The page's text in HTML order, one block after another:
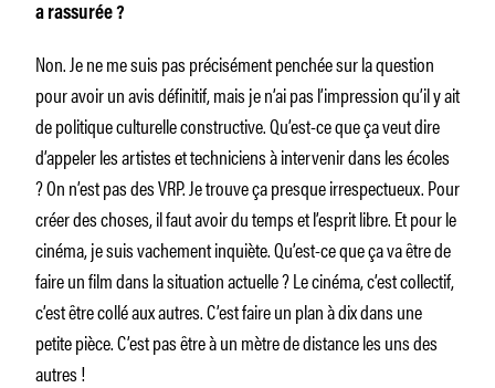
a rassurée ?
Non. Je ne me suis pas précisément penchée sur la question
pour avoir un avis définitif, mais je n’ai pas l’impression qu’il y ait
de politique culturelle constructive. Qu’est-ce que ça veut dire
d’appeler les artistes et techniciens à intervenir dans les écoles
? On n’est pas des VRP. Je trouve ça presque irrespectueux. Pour
créer des choses, il faut avoir du temps et l’esprit libre. Et pour le
cinéma, je suis vachement inquiète. Qu’est-ce que ça va être de
faire un film dans la situation actuelle ? Le cinéma, c’est collectif,
c’est être collé aux autres. C’est faire un plan à dix dans une
petite pièce. C’est pas être à un mètre de distance les uns des
autres !